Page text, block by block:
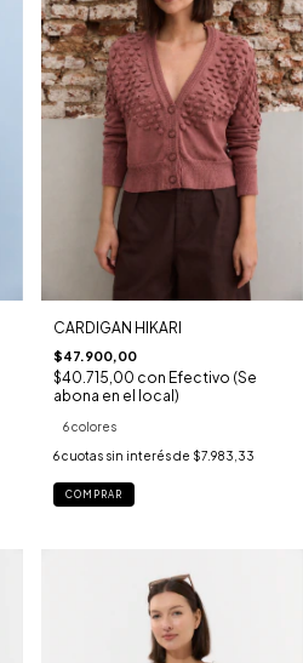
CARDIGAN HIKARI
$47.900,00
$40.715,00 con Efectivo (Se
abona en el local)
6 colores
6 cuotas sin interés de $7.983,33
COMPRAR